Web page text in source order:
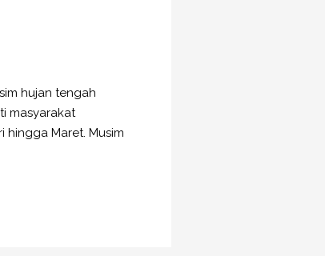
hujan tengah
masyarakat
hingga Maret. Musim